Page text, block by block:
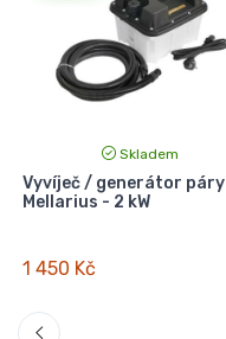
Skladem
Vyvíječ / generátor páry
Mellarius - 2 kW
1 450 Kč